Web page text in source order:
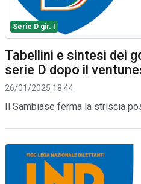
Serie D gir. I
Tabellini e sintesi dei
serie D dopo il
26/01/2025 18:44
Il Sambiase ferma la striscia